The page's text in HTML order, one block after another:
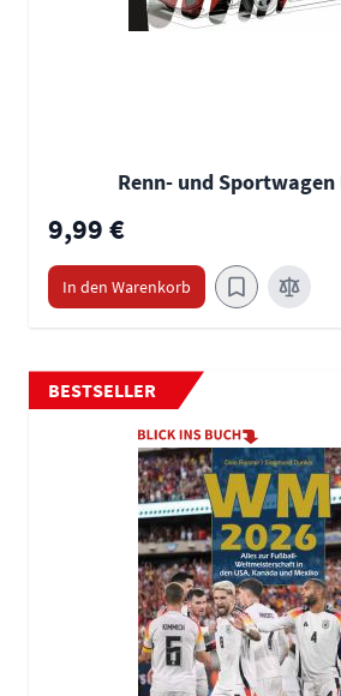
Renn- und
9,99 €
In den Warenkorb
BESTSELLER